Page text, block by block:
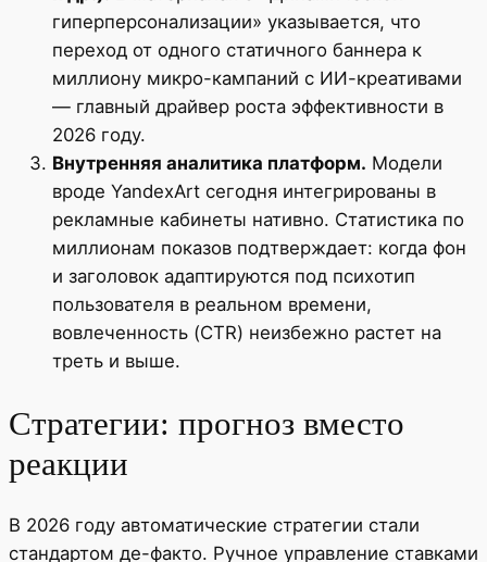
гиперперсонализации» указывается, что
переход от одного статичного баннера к
миллиону микро-кампаний с ИИ-креативами
— главный драйвер роста эффективности в
2026 году.
Внутренняя аналитика платформ. Модели
вроде YandexArt сегодня интегрированы в
рекламные кабинеты нативно. Статистика по
миллионам показов подтверждает: когда фон
и заголовок адаптируются под психотип
пользователя в реальном времени,
вовлеченность (CTR) неизбежно растет на
треть и выше.
Стратегии: прогноз вместо
реакции
В 2026 году автоматические стратегии стали
стандартом де-факто. Ручное управление ставками